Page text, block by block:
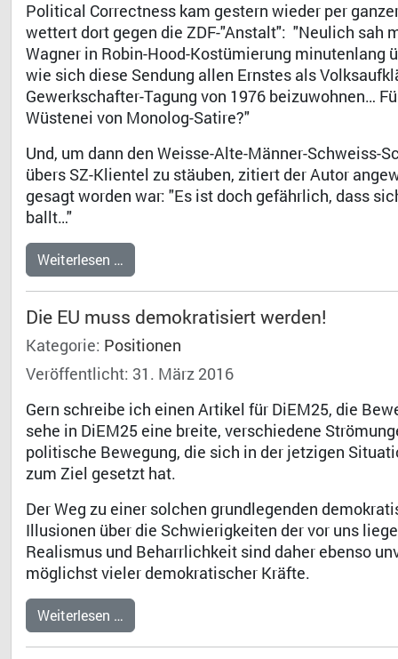
Political Correctness kam gestern wieder per
wettert dort gegen die ZDF-"Anstalt": "Neulich sah
Wagner in Robin-Hood-Kostümierung minutenlang
wie sich diese Sendung allen Ernstes als
Gewerkschafter-Tagung von 1976 beizuwohnen…
Wüstenei von Monolog-Satire?"
Und, um dann den Weisse-Alte-Männer-
übers SZ-Klientel zu stäuben, zitiert der Autor
gesagt worden war: "Es ist doch gefährlich, dass
ballt…"
Weiterlesen …
Die EU muss demokratisiert werden!
Kategorie: Positionen
Veröffentlicht: 31. März 2016
Gern schreibe ich einen Artikel für DiEM25, die
sehe in DiEM25 eine breite, verschiedene
politische Bewegung, die sich in der jetzigen
zum Ziel gesetzt hat.
Der Weg zu einer solchen grundlegenden
Illusionen über die Schwierigkeiten der vor uns
Realismus und Beharrlichkeit sind daher ebenso
möglichst vieler demokratischer Kräfte.
Weiterlesen …